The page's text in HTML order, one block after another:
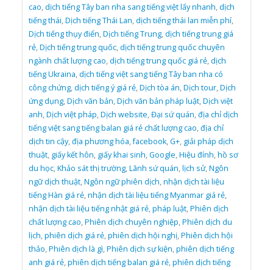
cao,dịch tiếng Tây ban nha sang tiếng việt lấy nhanh,dịch
tiếng thái,Dịch tiếng Thái Lan,dịch tiếng thái lan miễn phí,
Dịch tiếng thụy điển,Dịch tiếng Trung,dịch tiếng trung giá
rẻ,Dịch tiếng trung quốc,dịch tiếng trung quốc chuyên
ngành chất lượng cao,dịch tiếng trung quốc giá rẻ,dịch
tiếng Ukraina,dịch tiếng việt sang tiếng Tây ban nha có
công chứng,dịch tiếng ý giá rẻ,Dịch tòa án,Dịch tour,Dịch
ứng dụng,Dịch văn bản,Dịch văn bản pháp luật,Dịch việt
anh,Dịch việt pháp,Dịch website,Đại sứ quán,địa chỉ dịch
tiếng việt sang tiếng balan giá rẻ chất lượng cao,địa chỉ
dịch tin cậy,địa phương hóa,facebook,G+, giải pháp dịch
thuật, giấy kết hôn, giấy khai sinh,Google,Hiệu đính,hồ sơ
du học,Khảo sát thị trường,Lãnh sứ quán,lịch sử,Ngôn
ngữ dịch thuật,Ngôn ngữ phiên dịch,nhận dịch tài liệu
tiếng Hàn giá rẻ,nhận dịch tài liệu tiếng Myanmar giá rẻ,
nhận dịch tài liệu tiếng nhật giá rẻ,pháp luật,Phiên dịch
chất lượng cao,Phiên dịch chuyên nghiệp,Phiên dịch du
lịch,phiên dịch giá rẻ,phiên dịch hội nghị,Phiên dịch hội
thảo,Phiên dịch là gì,Phiên dịch sự kiện,phiên dịch tiếng
anh giá rẻ,phiên dịch tiếng balan giá rẻ,phiên dịch tiếng